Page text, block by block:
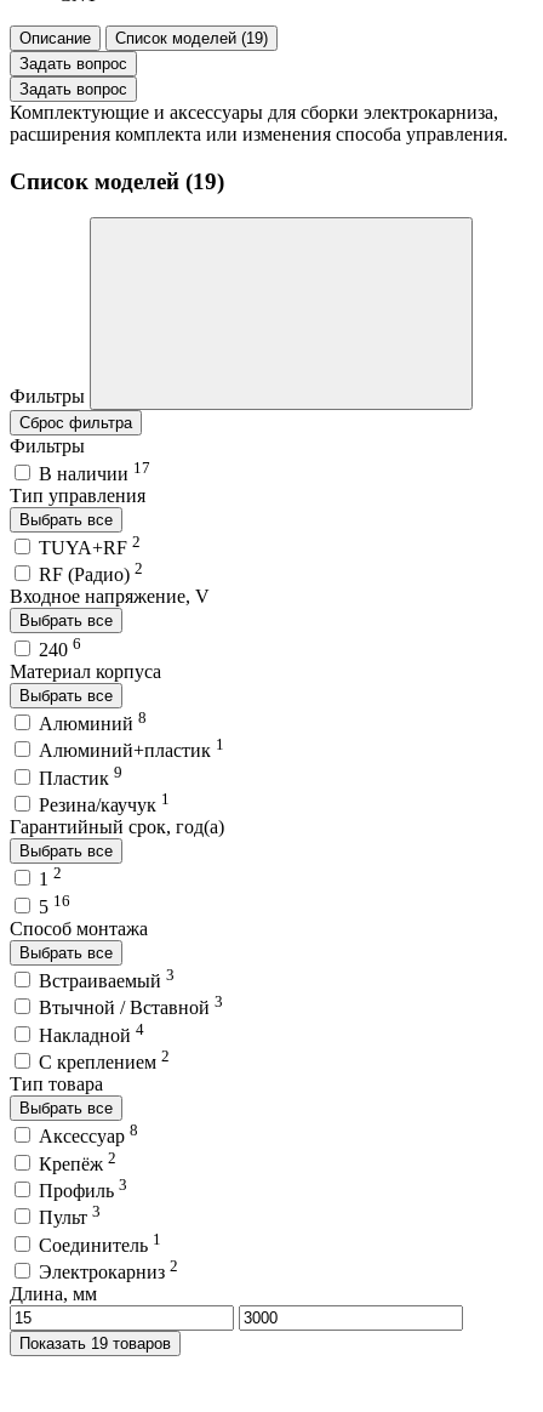
Описание
Список моделей (19)
Задать вопрос
Задать вопрос
Комплектующие и аксессуары для сборки электрокарниза,
расширения комплекта или изменения способа управления.
Список моделей (19)
Фильтры
Сброс фильтра
Фильтры
В наличии 17
Тип управления
Выбрать все
TUYA+RF 2
RF (Радио) 2
Входное напряжение, V
Выбрать все
240 6
Материал корпуса
Выбрать все
Алюминий 8
Алюминий+пластик 1
Пластик 9
Резина/каучук 1
Гарантийный срок, год(а)
Выбрать все
1 2
5 16
Способ монтажа
Выбрать все
Встраиваемый 3
Втычной / Вставной 3
Накладной 4
С креплением 2
Тип товара
Выбрать все
Аксессуар 8
Крепёж 2
Профиль 3
Пульт 3
Соединитель 1
Электрокарниз 2
Длина, мм
Показать 19 товаров